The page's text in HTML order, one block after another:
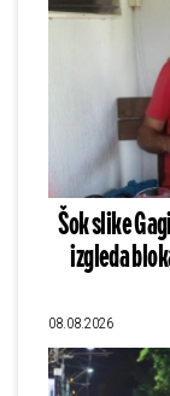
Šok slike
izgleda
08.08.2026